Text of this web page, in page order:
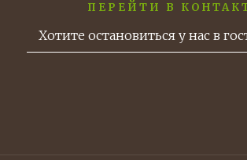
ПЕРЕЙТИ В
Хотите остановиться у нас в